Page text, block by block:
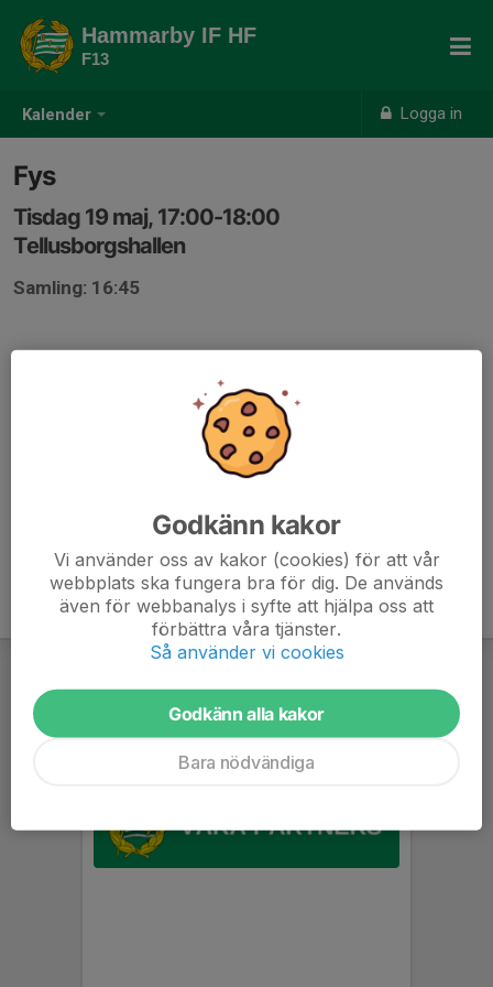
Kalender Logga in
Hammarby IF HF
F13
Fys
Tisdag 19 maj, 17:00-18:00
Tellusborgshallen
Samling: 16:45
Godkänn kakor
Vi använder oss av kakor (cookies) för att vår
webbplats ska fungera bra för dig. De används
även för webbanalys i syfte att hjälpa oss att
förbättra våra tjänster.
Så använder vi cookies
Godkänn alla kakor
Bara nödvändiga